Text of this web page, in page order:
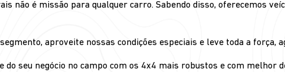
não é missão para qualquer carro. Sabendo disso, oferecemos
aproveite nossas condições especiais e leve toda a força,
do seu negócio no campo com os 4x4 mais robustos e com melhor